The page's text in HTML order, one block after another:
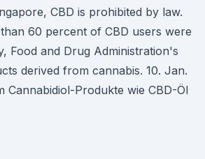
CBD is prohibited by law.
60 percent of CBD users were
Food and Drug Administration's
derived from cannabis. 10. Jan.
Cannabidiol-Produkte wie CBD-Öl